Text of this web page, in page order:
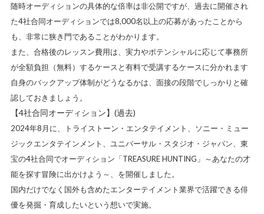
随時オーディションの具体的な倍率は非公開ですが、過去に開催され
た4社合同オーディションでは8,000名以上の応募があったことから
も、非常に狭き門であることがわかります。
また、合格後のレッスン費用は、実力やポテンシャルに応じて事務所
が全額負担（無料）するケースと有料で受講するケースに分かれます
自身のバックアップ体制がどうなるかは、面接の段階でしっかりと確
認しておきましょう。
【4社合同オーディション】(過去)
2024年8月に、トライストーン・エンタテイメント、ソニー・ミュー
ジックエンタテインメント、ユニバーサル・スタジオ・ジャパン、東
宝の4社合同でオーディション「TREASURE HUNTING」～あなたの才
能を探す冒険に出かけよう～、を開催しました。
国内だけでなく国外も含めたエンターテイメント業界で活躍できる俳
優を発掘・育成したいという想いで実施。